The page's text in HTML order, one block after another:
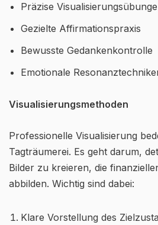
Präzise
Gezielte Affirmationspraxis
Bewusste Gedankenkontrolle
Emotionale
Visualisierungsmethoden
Professionelle Visualisierung
Tagträumerei. Es geht darum,
Bilder zu kreieren, die
abbilden. Wichtig sind dabei:
Klare Vorstellung des